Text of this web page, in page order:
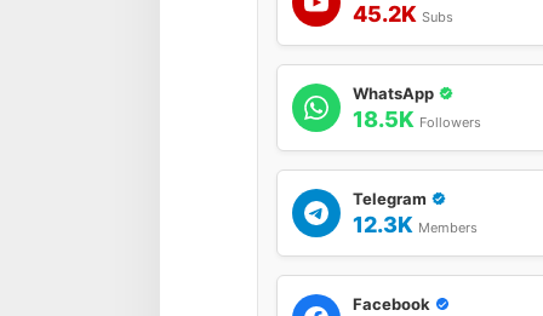
45.2K Subs
WhatsApp
18.5K Followers
Telegram
12.3K Members
Facebook